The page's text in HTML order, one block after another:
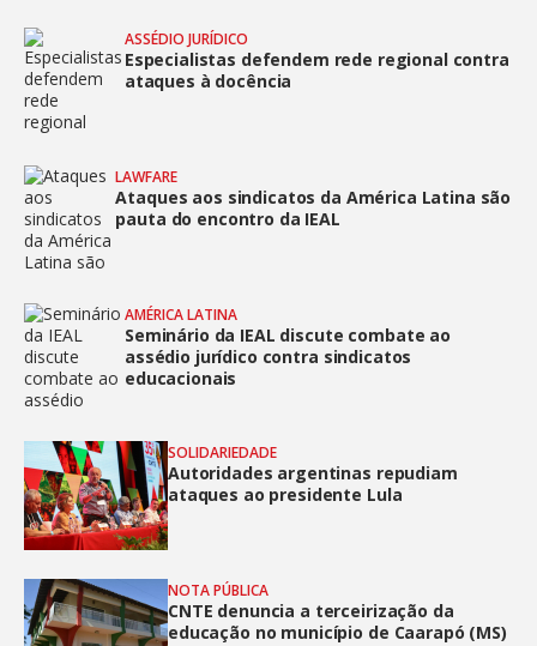
ASSÉDIO JURÍDICO
Especialistas defendem rede regional contra
ataques à docência
LAWFARE
Ataques aos sindicatos da América Latina são
pauta do encontro da IEAL
AMÉRICA LATINA
Seminário da IEAL discute combate ao
assédio jurídico contra sindicatos
educacionais
SOLIDARIEDADE
Autoridades argentinas repudiam
ataques ao presidente Lula
NOTA PÚBLICA
CNTE denuncia a terceirização da
educação no município de Caarapó (MS)